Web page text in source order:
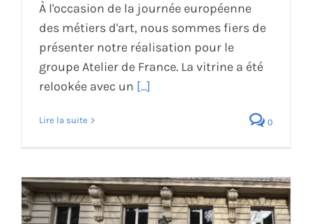
À l'occasion de la journée européenne
des métiers d'art, nous sommes fiers de
présenter notre réalisation pour le
groupe Atelier de France. La vitrine a été
relookée avec un [...]
Lire la suite 0